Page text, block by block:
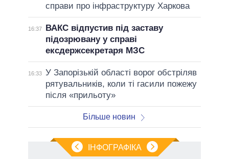
справи про інфраструктуру Харкова
16:37
ВАКС відпустив під заставу
підозрювану у справі
ексдержсекретаря МЗС
16:33 У Запорізькій області ворог обстріляв
рятувальників, коли ті гасили пожежу
після «прильоту»
Більше новин
ІНФОГРАФІКА